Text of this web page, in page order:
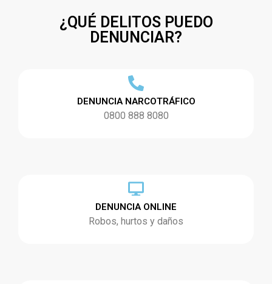
¿QUÉ DELITOS PUEDO
DENUNCIAR?
DENUNCIA NARCOTRÁFICO
0800 888 8080
DENUNCIA ONLINE
Robos, hurtos y daños